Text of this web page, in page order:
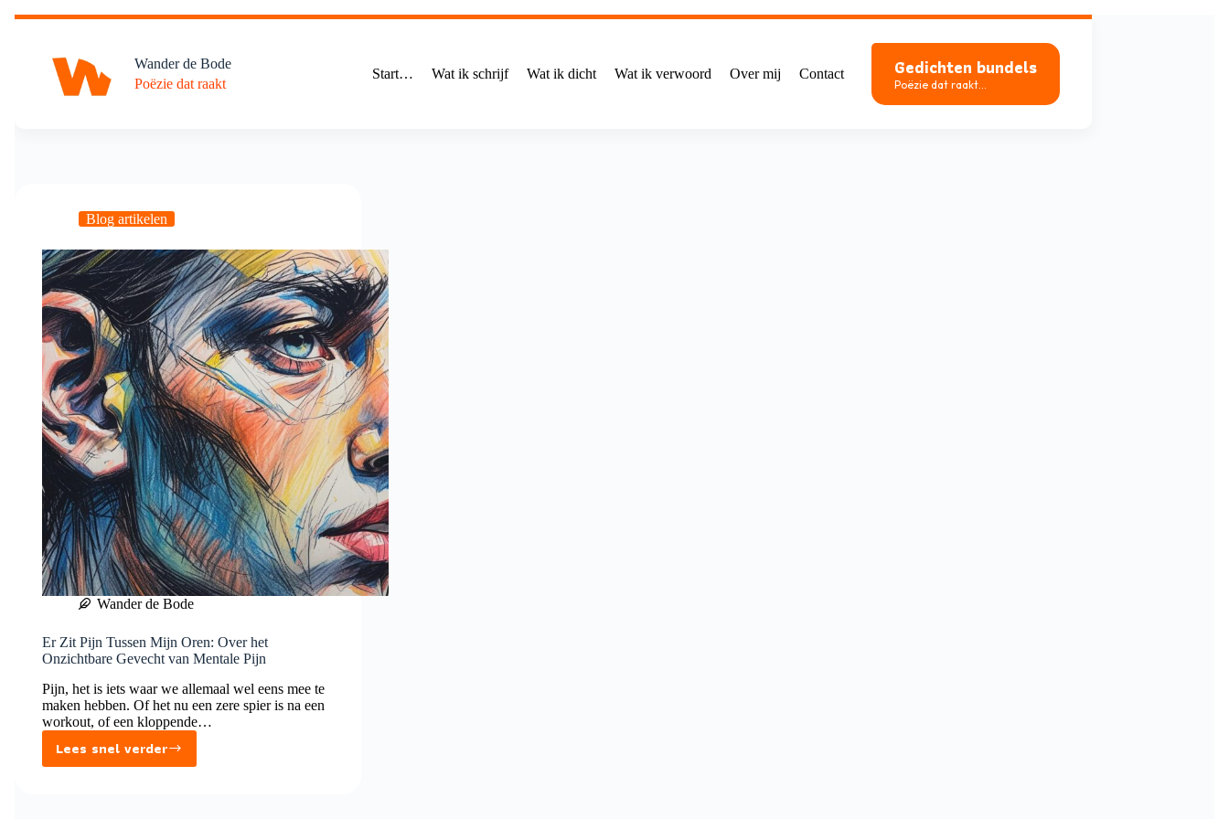
Ga
Wander de Bode
Poëzie dat raakt
Start… Wat ik schrijf Wat ik dicht Wat ik verwoord Over mij Contact Gedichten bundels
Poëzie dat raakt...
Blog artikelen
Wander de Bode
Er Zit Pijn Tussen Mijn Oren: Over het
Onzichtbare Gevecht van Mentale Pijn
Pijn, het is iets waar we allemaal wel eens mee te
maken hebben. Of het nu een zere spier is na een
workout, of een kloppende…
Lees snel verder
Er